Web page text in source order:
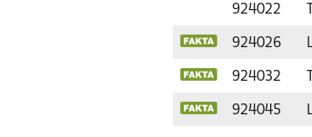
924022
924026
924032
924045